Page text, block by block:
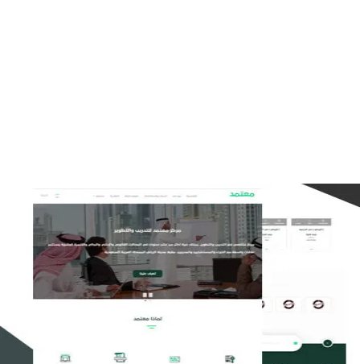
تصميم منصة معتمد للتدريب
التفاصيل